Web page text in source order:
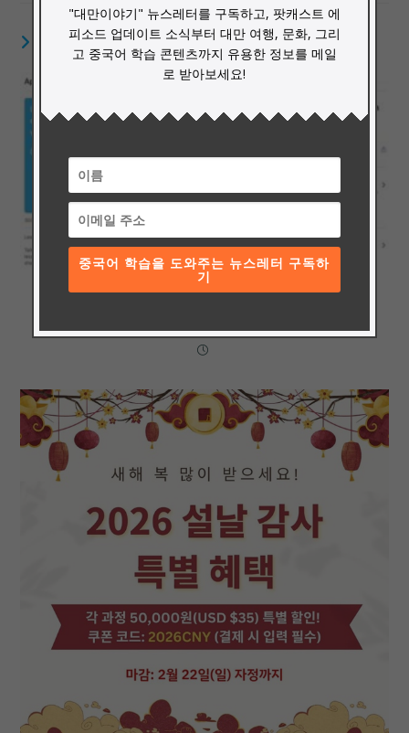
YOU MIGHT ALSO LIKE
"대만이야기" 뉴스레터를 구독하고, 팟캐스트 에
피소드 업데이트 소식부터 대만 여행, 문화, 그리
고 중국어 학습 콘텐츠까지 유용한 정보를 메일
로 받아보세요!
중국어 학습을 도와주는 뉴스레터 구독하
기